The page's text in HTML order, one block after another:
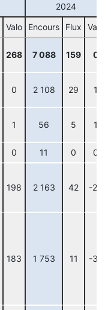
2024
Valo Encours Flux Valo
268 7 088 159 0
0 2 108 29 1
1 56 5 1
0 11 0 0
198 2 163 42 -25
183 1 753 11 -32